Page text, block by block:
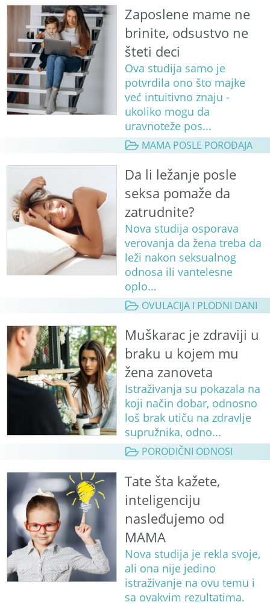
Zaposlene mame ne
brinite, odsustvo ne
šteti deci
Ova studija samo je
potvrdila ono što majke
već intuitivno znaju -
ukoliko mogu da
uravnoteže pos...
MAMA POSLE POROĐAJA
Da li ležanje posle
seksa pomaže da
zatrudnite?
Nova studija osporava
verovanja da žena treba da
leži nakon seksualnog
odnosa ili vantelesne
oplo...
OVULACIJA I PLODNI DANI
Muškarac je zdraviji u
braku u kojem mu
žena zanoveta
Istraživanja su pokazala na
koji način dobar, odnosno
loš brak utiču na zdravlje
supružnika, odno...
PORODIČNI ODNOSI
Tate šta kažete,
inteligenciju
nasleđujemo od
MAMA
Nova studija je rekla svoje,
ali ona nije jedino
istraživanje na ovu temu i
sa ovakvim rezultatima.